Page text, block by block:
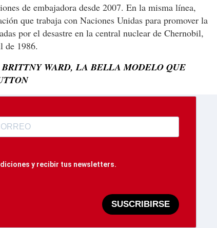
de embajadora desde 2007. En la misma línea,
que trabaja con Naciones Unidas para promover la
por el desastre en la central nuclear de Chernobil,
de 1986.
WARD, LA BELLA MODELO QUE
y recibir tus newsletters.
SUSCRIBIRSE